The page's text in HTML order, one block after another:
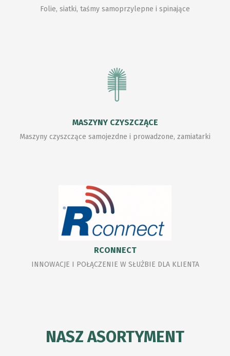
Folie, siatki, taśmy samoprzylepne i spinające
MASZYNY CZYSZCZĄCE
Maszyny czyszczące samojezdne i prowadzone, zamiatarki
RCONNECT
INNOWACJE I POŁĄCZENIE W SŁUŻBIE DLA KLIENTA
NASZ ASORTYMENT